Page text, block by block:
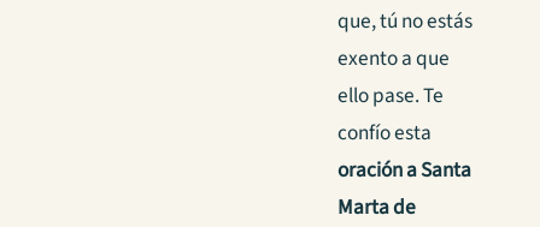
que, tú no estás
exento a que
ello pase. Te
confío esta
oración a Santa
Marta de